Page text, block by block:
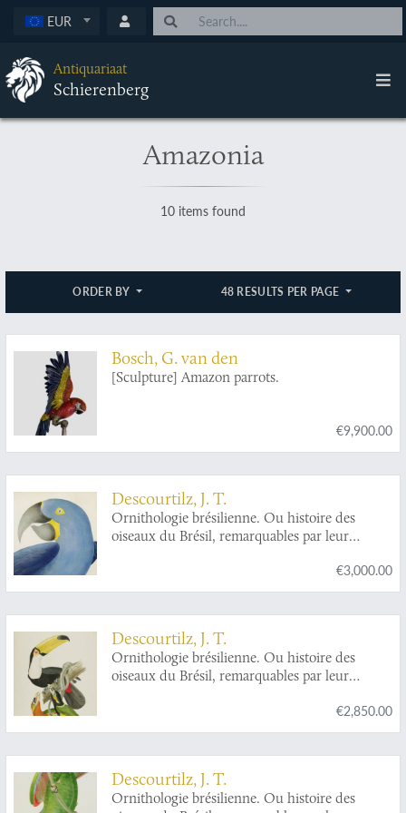
EUR
Antiquariaat
Schierenberg
Amazonia
10 items found
ORDER BY 48 RESULTS PER PAGE
Bosch, G. van den
[Sculpture] Amazon parrots.
€9,900.00
Descourtilz, J. T.
Ornithologie brésilienne. Ou histoire des
oiseaux du Brésil, remarquables par leur
hyacinthus[Hyacinth ara].
€3,000.00
Descourtilz, J. T.
Ornithologie brésilienne. Ou histoire des
oiseaux du Brésil, remarquables par leur
Ramphastos
tocoandPteroglossus piperivorus[Toco or
€2,850.00
Descourtilz, J. T.
Ornithologie brésilienne. Ou histoire des